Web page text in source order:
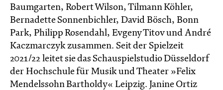
Baumgarten, Robert Wilson, Tilmann Köhler,
Bernadette Sonnenbichler, David Bösch, Bonn
Park, Philipp Rosendahl, Evgeny Titov und André
Kaczmarczyk zusammen. Seit der Spielzeit
2021/22 leitet sie das Schauspielstudio Düsseldorf
der Hochschule für Musik und Theater »Felix
Mendelssohn Bartholdy« Leipzig. Janine Ortiz